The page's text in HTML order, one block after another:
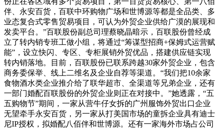
伴、永安百货，百联中环购物广场和世博源等都是全品类、多
业态复合式零售贸易项目，可认为外贸企业供给广漠的展现和
发卖平台。”百联股份副总司理蔡晓晶暗示，百联股份曾经成
立了转内销专班工做小组，将通过“筹谋型招商+保姆式运营赋
能”，设立快闪、专区、专柜展销外贸优品，搭建供应链实现
转内销落地。目前，百联股份已联系跨越30家外贸企业，包含
商务委保举、线上二维名及企业自荐等渠道。“我们把10余家
食物酒水类企业推介给了联华超市、全渠道等兄弟企业，还有
一部门婚配百联股份的外贸企业则正在对接中。”她透露，“五
五购物节”期间，一家从营牛仔女拆的广州服饰外贸出口企业
无望牵手永安百货，另一家从打美国市场的童拆企业具有迪士
尼IP授权，拟婚配八佰伴和世博源。还有一家海外市场占公司